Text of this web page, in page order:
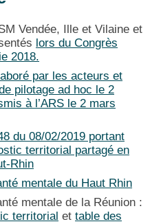
Vendée, Ille et Vilaine et
lors du Congrès
2018.
par les acteurs et
pilotage ad hoc le 2
à l’ARS le 2 mars
du 08/02/2019 portant
territorial partagé en
Rhin
mentale du Haut Rhin
mentale de la Réunion :
territorial et table des